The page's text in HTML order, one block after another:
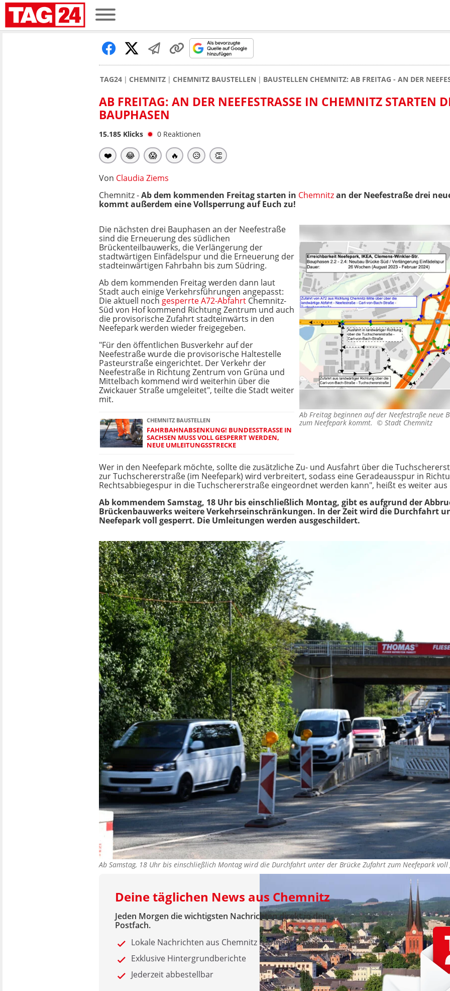
TAG24 CHEMNITZ CHEMNITZ BAUSTELLEN BAUSTELLEN CHEMNITZ: AB FREITAG - AN DER
AB FREITAG: AN DER NEEFESTRASSE IN CHEMNITZ STARTEN
AUPHASEN
15.185 Klicks 0 Reaktionen
❤️ 😂 😱 🔥 😥 👏
Von Claudia Ziems
Chemnitz -Ab dem kommenden Freitag starten in Chemnitzan der Neefestraße drei
kommt außerdem eine Vollsperrung auf Euch zu!
Ab Freitag beginnen auf der Neefestraße neue
zum Neefepark kommt. © Stadt Chemnitz
Die nächsten drei Bauphasen an der Neefestraße
sind die Erneuerung des südlichen
Brückenteilbauwerks, die Verlängerung der
stadtwärtigen Einfädelspur und die Erneuerung der
stadteinwärtigen Fahrbahn bis zum Südring.
Ab dem kommenden Freitag werden dann laut
Stadt auch einige Verkehrsführungen angepasst:
Die aktuell noch gesperrte A72-Abfahrt Chemnitz-
Süd von Hof kommend Richtung Zentrum und auch
die provisorische Zufahrt stadteinwärts in den
Neefepark werden wieder freigegeben.
"Für den öffentlichen Busverkehr auf der
Neefestraße wurde die provisorische Haltestelle
Pasteurstraße eingerichtet. Der Verkehr der
Neefestraße in Richtung Zentrum von Grüna und
Mittelbach kommend wird weiterhin über die
Zwickauer Straße umgeleitet", teilte die Stadt weiter
mit.
CHEMNITZ BAUSTELLEN
FAHRBAHNABSENKUNG! BUNDESSTRASSE IN S
ACHSEN MUSS VOLL GESPERRT WERDEN, N
EUE UMLEITUNGSSTRECKE
Wer in den Neefepark möchte, sollte die zusätzliche Zu- und Ausfahrt über die
zur Tuchschererstraße (im Neefepark) wird verbreitert, sodass eine Geradeausspur in
Rechtsabbiegespur in die Tuchschererstraße eingeordnet werden kann", heißt es weiter aus
Ab kommendem Samstag, 18 Uhr bis einschließlich Montag, gibt es aufgrund der
Brückenbauwerks weitere Verkehrseinschränkungen. In der Zeit wird die Durchfahrt
Neefepark voll gesperrt. Die Umleitungen werden ausgeschildert.
Ab Samstag, 18 Uhr bis einschließlich Montag wird die Durchfahrt unter der Brücke Zufahrt zum Neefepark
Deine täglichen News aus Chemnitz
Jeden Morgen die wichtigsten Nachrichten direkt in dein
Postfach.
Lokale Nachrichten aus Chemnitz & Umgebung
Exklusive Hintergrundberichte
Jederzeit abbestellbar